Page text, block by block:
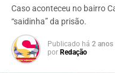
Caso aconteceu no bairro
“saidinha” da prisão.
Publicado há 2 anos
por Redação